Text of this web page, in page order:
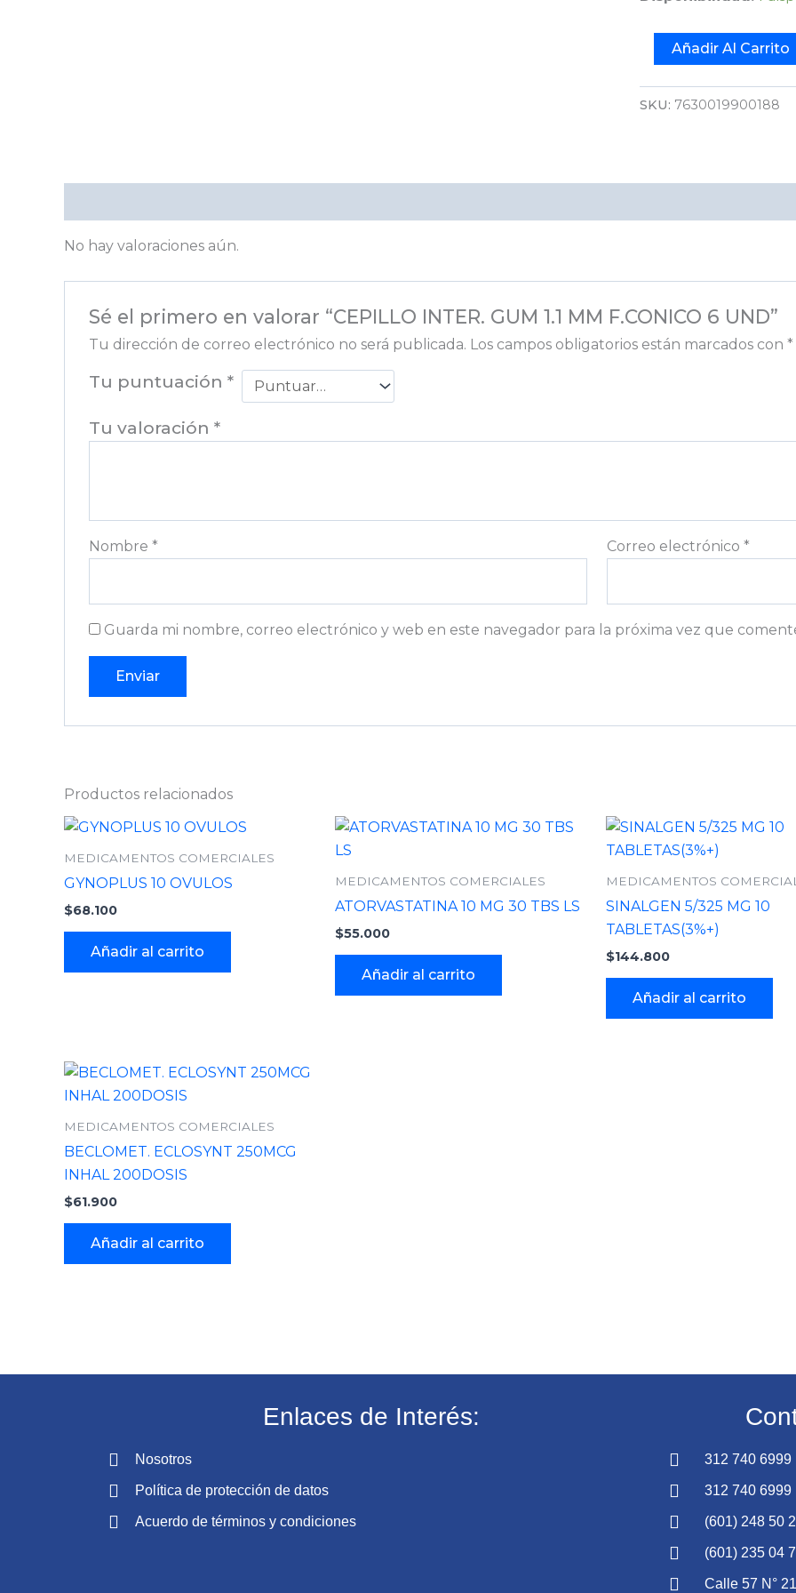
Añadir Al Carrito
SKU: 7630019900188
No hay valoraciones aún.
Sé el primero en valorar “CEPILLO INTER. GUM 1.1 MM F.CONICO 6 UND”
Tu dirección de correo electrónico no será publicada. Los campos obligatorios están marcados con *
Tu puntuación *
Tu valoración *
Nombre * Correo electrónico*
Guarda mi nombre, correo electrónico y web en este navegador para la próxima vez que
Productos relacionados
MEDICAMENTOS COMERCIALES
GYNOPLUS 10 OVULOS
$68.100
Añadir al carrito
MEDICAMENTOS COMERCIALES
ATORVASTATINA 10 MG 30 TBS LS
$55.000
Añadir al carrito
MEDICAMENTOS
SINALGEN 5/325 MG 10
TABLETAS(3%+)
$144.800
Añadir al carrito
MEDICAMENTOS COMERCIALES
BECLOMET. ECLOSYNT 250MCG
INHAL 200DOSIS
$61.900
Añadir al carrito
Enlaces de Interés:
Nosotros
Política de protección de datos
Acuerdo de términos y condiciones
312 740 6999
312 740 6999
(601) 248 50
(601) 235 04
Calle 57 N°